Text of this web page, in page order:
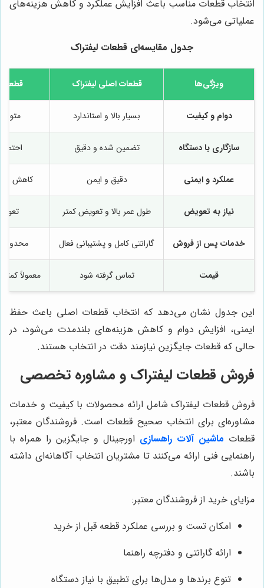
انتخاب قطعات مناسب باعث افزایش عملکرد و کاهش هزینه‌های
عملیاتی می‌شود.
جدول مقایسه‌ای قطعات لیفتراک
ویژگی‌ها قطعات اصلی لیفتراک قطعات
دوام و کیفیت بسیار بالا و استاندارد
سازگاری با دستگاه تضمین شده و دقیق
عملکرد و ایمنی دقیق و ایمن کاهش
نیاز به تعویض طول عمر بالا و تعویض کمتر
خدمات پس از فروش گارانتی کامل و پشتیبانی فعال محدود
قیمت تماس گرفته شود معمولاً
این جدول نشان می‌دهد که انتخاب قطعات اصلی باعث حفظ
ایمنی، افزایش دوام و کاهش هزینه‌های بلندمدت می‌شود، در
حالی که قطعات جایگزین نیازمند دقت در انتخاب هستند.
فروش قطعات لیفتراک و مشاوره تخصصی
فروش قطعات لیفتراک شامل ارائه محصولات با کیفیت و خدمات
مشاوره‌ای برای انتخاب صحیح قطعات است. فروشندگان معتبر،
قطعات ماشین آلات راهسازی اورجینال و جایگزین را همراه با
راهنمایی فنی ارائه می‌کنند تا مشتریان انتخاب آگاهانه‌ای داشته
باشند.
مزایای خرید از فروشندگان معتبر:
امکان تست و بررسی عملکرد قطعه قبل از خرید
ارائه گارانتی و دفترچه راهنما
تنوع برندها و مدل‌ها برای تطبیق با نیاز دستگاه